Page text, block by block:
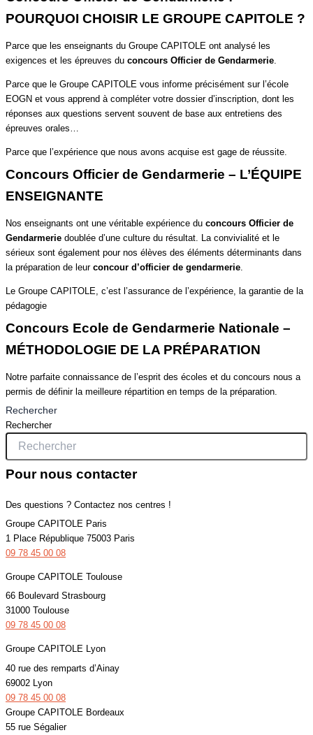
POURQUOI CHOISIR LE GROUPE CAPITOLE ?
Parce que les enseignants du Groupe CAPITOLE ont analysé les
exigences et les épreuves du concours Officier de Gendarmerie.
Parce que le Groupe CAPITOLE vous informe précisément sur l’école
EOGN et vous apprend à compléter votre dossier d’inscription, dont les
réponses aux questions servent souvent de base aux entretiens des
épreuves orales…
Parce que l’expérience que nous avons acquise est gage de réussite.
Concours Officier de Gendarmerie – L’ÉQUIPE
ENSEIGNANTE
Nos enseignants ont une véritable expérience du concours Officier de
Gendarmerie doublée d’une culture du résultat. La convivialité et le
sérieux sont également pour nos élèves des éléments déterminants dans
la préparation de leur concour d’officier de gendarmerie
Le Groupe CAPITOLE, c’est l’assurance de l’expérience, la garantie de la
pédagogie
Concours Ecole de Gendarmerie Nationale –
MÉTHODOLOGIE DE LA PRÉPARATION
Notre parfaite connaissance de l’esprit des écoles et du concours nous a
permis de définir la meilleure répartition en temps de la préparation.
Rechercher
Rechercher
Pour nous contacter
Des questions ? Contactez nos centres !
Groupe CAPITOLE Paris
1 Place République 75003 Paris
09 78 45 00 08
Groupe CAPITOLE Toulouse
66 Boulevard Strasbourg
31000 Toulouse
09 78 45 00 08
Groupe CAPITOLE Lyon
40 rue des remparts d’Ainay
69002 Lyon
09 78 45 00 08
Groupe CAPITOLE Bordeaux
55 rue Ségalier